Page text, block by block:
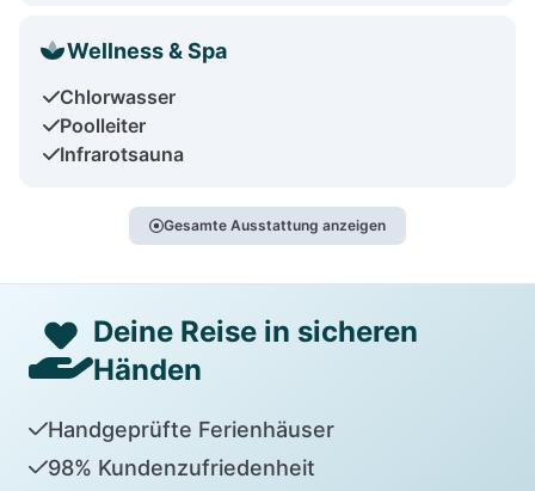
Wellness & Spa
Chlorwasser
Poolleiter
Infrarotsauna
Gesamte Ausstattung anzeigen
Deine Reise in sicheren
Händen
Handgeprüfte Ferienhäuser
98% Kundenzufriedenheit